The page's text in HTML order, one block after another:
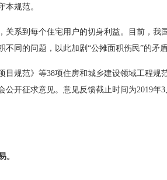
规范。
系到每个住宅用户的切身利益。目前，我
同的问题，以此加剧“公摊面积伤民”的矛盾
规范》等38项住房和城乡建设领域工程规
开征求意见。意见反馈截止时间为2019年3
。